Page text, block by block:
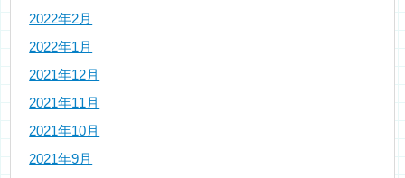
2022年2月
2022年1月
2021年12月
2021年11月
2021年10月
2021年9月